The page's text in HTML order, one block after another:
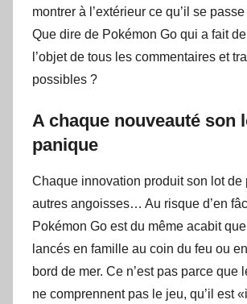
montrer à l’extérieur ce qu’il se passe
Que dire de Pokémon Go qui a fait
l’objet de tous les commentaires et
possibles ?
A chaque nouveauté son
panique
Chaque innovation produit son lot de
autres angoisses… Au risque d’en
Pokémon Go est du même acabit
lancés en famille au coin du feu ou
bord de mer. Ce n’est pas parce que
ne comprennent pas le jeu, qu’il est